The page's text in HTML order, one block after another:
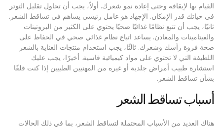
القيام بها لإيقافه وحتى إعادة نمو شعرك. أولاً، يجب أن تحاول تقليل التوتر
في حياتك قدر الإمكان. الإجهاد هو عامل رئيسي يساهم في تساقط الشعر.
ثانيًا، يجب أن تتبع نظامًا غذائيًا صحيًا يحتوي على الكثير من البروتينات
والفيتامينات والمعادن. يساعد اتباع نظام غذائي صحي في الحفاظ على
صحة فروة رأسك وشعرك. ثالثًا، يجب استخدام منتجات العناية بالشعر
اللطيفة التي لا تحتوي على مواد كيميائية قاسية. أخيرًا، يجب عليك
استشارة طبيب أمراض جلدية أو غيره من المهنيين الطبيين إذا كنت قلقًا
بشأن تساقط الشعر.
أسباب تساقط الشعر
هناك العديد من الأسباب المحتملة لتساقط الشعر، بما في ذلك الحالات